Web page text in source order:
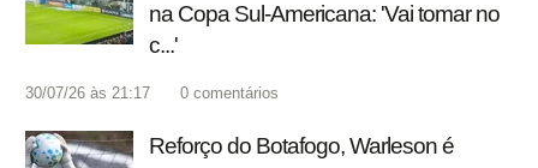
na Copa Sul-Americana: 'Vai tomar no
c...'
30/07/26 às 21:17 0 comentários
Reforço do Botafogo, Warleson é